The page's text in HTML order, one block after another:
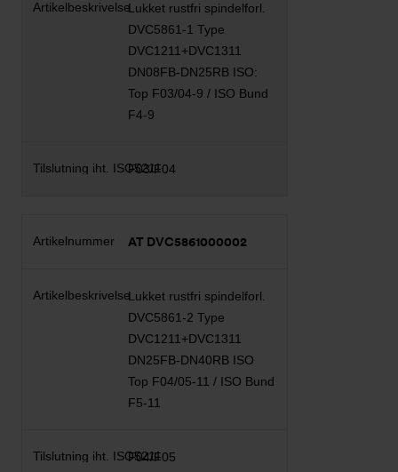
Lukket rustfri spindelforl.
DVC5861-1 Type
DVC1211+DVC1311
DN08FB-DN25RB ISO:
Top F03/04-9 / ISO Bund
F4-9
F03/F04
AT DVC5861000002
Lukket rustfri spindelforl.
DVC5861-2 Type
DVC1211+DVC1311
DN25FB-DN40RB ISO
Top F04/05-11 / ISO Bund
F5-11
F04/F05